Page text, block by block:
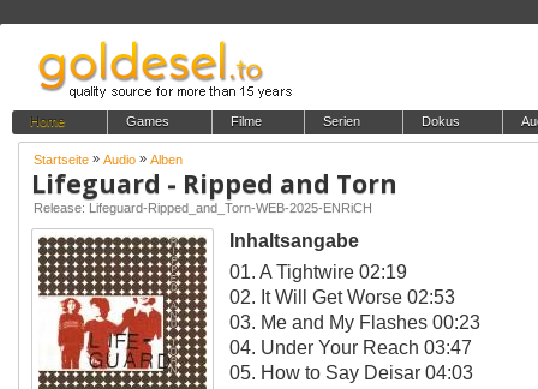
Home Games Filme Serien Dokus
Startseite » Audio » Alben
Lifeguard - Ripped and Torn
Release: Lifeguard-Ripped_and_Torn-WEB-2025-ENRiCH
Inhaltsangabe
01. A Tightwire 02:19
02. It Will Get Worse 02:53
03. Me and My Flashes 00:23
04. Under Your Reach 03:47
05. How to Say Deisar 04:03